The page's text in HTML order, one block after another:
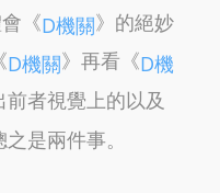
《D機關》的絕妙
D機關》再看《D機
者視覺上的以及
是兩件事。